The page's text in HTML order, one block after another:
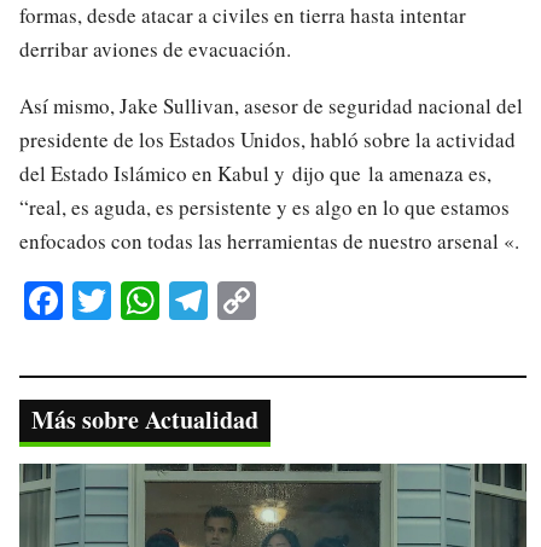
formas, desde atacar a civiles en tierra hasta intentar
derribar aviones de evacuación.
Así mismo, Jake Sullivan, asesor de seguridad nacional del
presidente de los Estados Unidos, habló sobre la actividad
del Estado Islámico en Kabul y dijo que la amenaza es,
“real, es aguda, es persistente y es algo en lo que estamos
enfocados con todas las herramientas de nuestro arsenal «.
Fa
bo
ok
T
tte
r
W
ts
A
pp
Te
gr
a
m
y
Li
nk
Más sobre Actualidad